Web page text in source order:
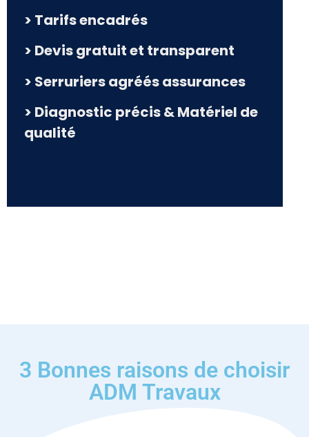
> Tarifs encadrés
> Devis gratuit et transparent
> Serruriers agréés assurances
> Diagnostic précis & Matériel de
qualité
3 Bonnes raisons de choisir
ADM Travaux